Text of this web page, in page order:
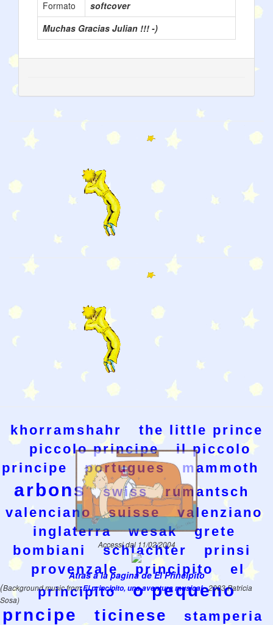
Formato
softcover
Muchas Gracias Julian !!! -)
khorramshahr
the little prince
piccolo principe
il piccolo
principe
portugues mammoth
arbons swiss
rumantsch
valenciano
suisse
valenziano
inglaterra
wesak
grete
bombiani
schlachter
prinsi
provenzale
principito
el
principito
o pequeno
prncipe
ticinese
stamperia
Accessi dal 11/02/2004
Atras a la pagina de El Principito
(Background music fromEl principito, una aventura musical- 2003 Patricia
Sosa)